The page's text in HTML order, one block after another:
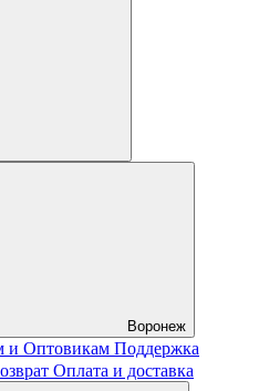
Воронеж
и Оптовикам Поддержка
Оплата и доставка